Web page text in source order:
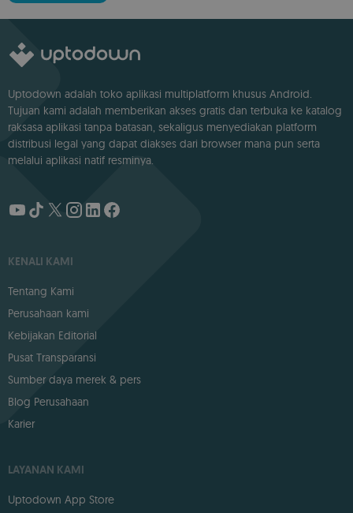
Uptodown adalah toko aplikasi multiplatform khusus Android.
Tujuan kami adalah memberikan akses gratis dan terbuka ke katalog
raksasa aplikasi tanpa batasan, sekaligus menyediakan platform
distribusi legal yang dapat diakses dari browser mana pun serta
melalui aplikasi natif resminya.
KENALI KAMI
Tentang Kami
Perusahaan kami
Kebijakan Editorial
Pusat Transparansi
Sumber daya merek & pers
Blog Perusahaan
Karier
LAYANAN KAMI
Uptodown App Store